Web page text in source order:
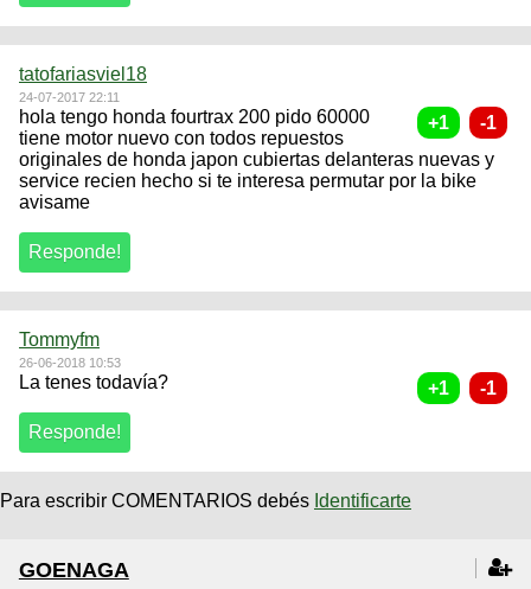
tatofariasviel18
24-07-2017 22:11
hola tengo honda fourtrax 200 pido 60000
tiene motor nuevo con todos repuestos
originales de honda japon cubiertas delanteras nuevas y
service recien hecho si te interesa permutar por la bike
avisame
Tommyfm
26-06-2018 10:53
La tenes todavía?
Para escribir COMENTARIOS debés Identificarte
GOENAGA